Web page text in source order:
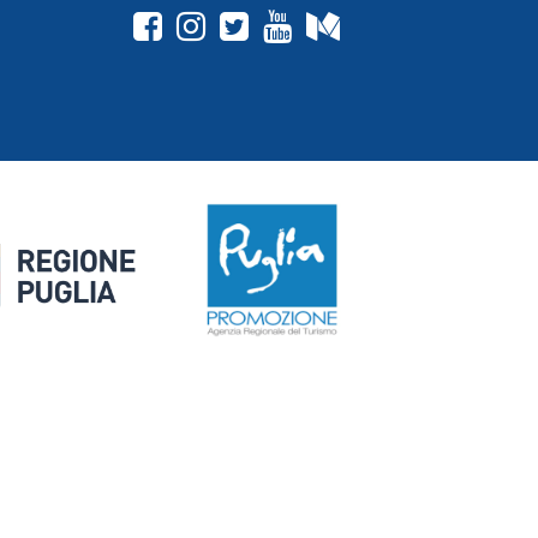
fab fa-facebook-square
fab fa-instagram
fab fa-twitter-square
fab fa-youtube